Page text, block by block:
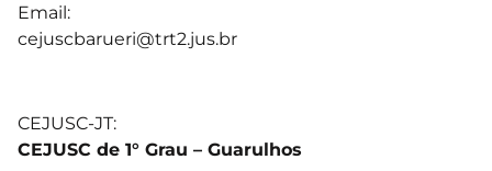
Email:
cejuscbarueri@trt2.jus.br
CEJUSC-JT:
CEJUSC de 1° Grau – Guarulhos